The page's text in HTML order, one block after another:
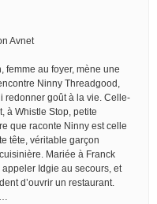
Avnet
femme au foyer, mène une
Ninny Threadgood,
redonner goût à la vie. Celle-
à Whistle Stop, petite
que raconte Ninny est celle
tête, véritable garçon
Mariée à Franck
Idgie au secours, et
d’ouvrir un restaurant.